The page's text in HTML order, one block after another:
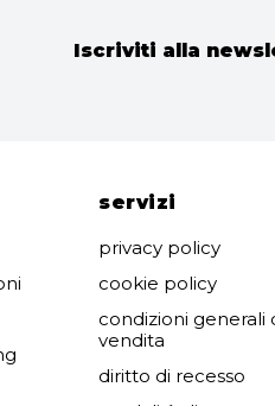
Iscriviti alla
servizi
privacy policy
cookie policy
condizioni generali
vendita
diritto di recesso